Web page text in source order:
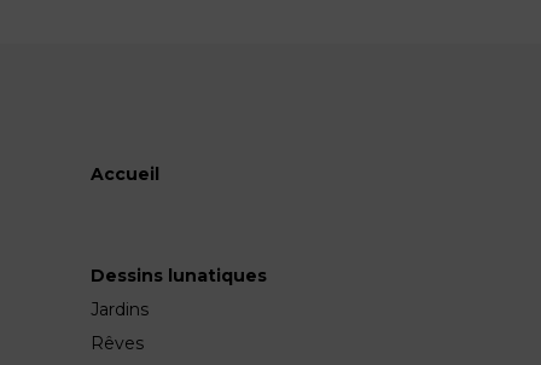
Accueil
Dessins lunatiques
Jardins
Rêves